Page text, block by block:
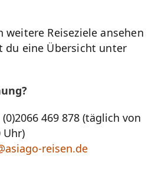
weitere Reiseziele ansehen
du eine Übersicht unter
469 878 (täglich von
Uhr)
reisen.de